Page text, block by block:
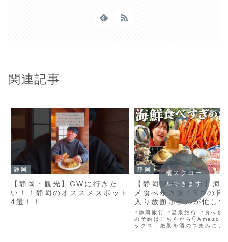
関連記事
静岡
【静岡・観光】GWに行きた
い！！静岡のオススメスポット
4選！！
静岡
【静岡観光1泊2日】海
メ食べ歩き旅！5つの貸
入り放題ホテルが忙し
#静岡旅行 #温泉旅行 #食べ歩
の予約はこちらから👇Amazon
ックス：絶景を酒のつまみにし
横スクロー
ルできます